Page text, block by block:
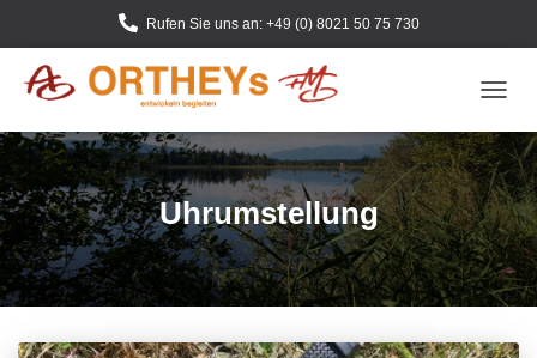
Rufen Sie uns an: +49 (0) 8021 50 75 730
Uhrumstellung